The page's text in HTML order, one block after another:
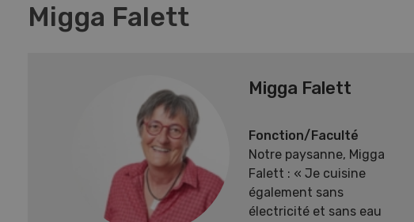
Migga Falett
Migga Falett
Fonction/Faculté
Notre paysanne, Migga
Falett : « Je cuisine
également sans
électricité et sans eau